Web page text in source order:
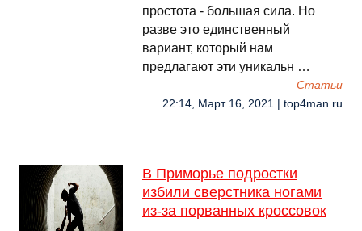
простота - большая сила. Но
разве это единственный
вариант, который нам
предлагают эти уникальн …
Cтатьи
22:14, Март 16, 2021 | top4man.ru
В Приморье подростки
избили сверстника ногами
из-за порванных кроссовок